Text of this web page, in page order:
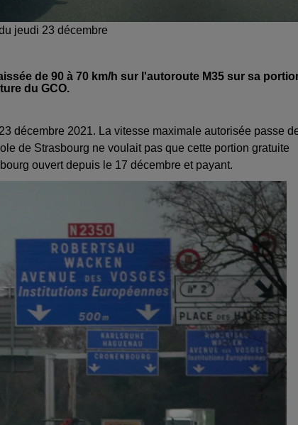
jeudi 23 décembre
de 90 à 70 km/h sur l'autoroute M35 sur sa
du GCO.
décembre 2021. La vitesse maximale autorisée passe
de Strasbourg ne voulait pas que cette portion gratuite
ouvert depuis le 17 décembre et payant.